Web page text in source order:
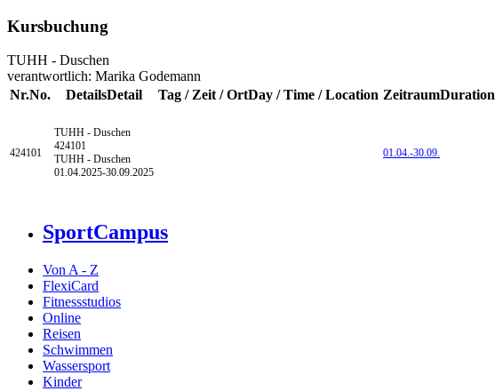
Kursbuchung
TUHH - Duschen
verantwortlich: Marika Godemann
Nr.No. DetailsDetail Tag / Zeit / OrtDay / Time / Location ZeitraumDuration
424101
TUHH - Duschen
424101
TUHH - Duschen
01.04.2025-30.09.2025
01.04.-30.09.
SportCampus
Von A - Z
FlexiCard
Fitnessstudios
Online
Reisen
Schwimmen
Wassersport
Kinder